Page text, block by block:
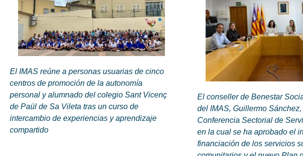
El IMAS reúne a personas usuarias de cinco
centros de promoción de la autonomía
personal y alumnado del colegio Sant Vicenç
de Paül de Sa Vileta tras un curso de
intercambio de experiencias y aprendizaje
compartido
El conseller de Benestar
del IMAS, Guillermo
Conferencia Sectorial de
en la cual se ha aprobado el
financiación de los servicios